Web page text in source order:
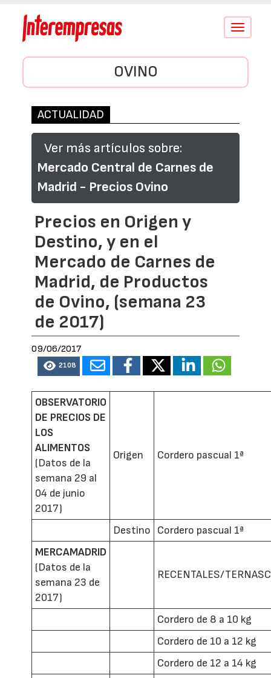
Conmutar
OVINO
ACTUALIDAD
Ver más artículos sobre:
Mercado Central de Carnes de
Madrid - Precios Ovino
Precios en Origen y
Destino, y en el
Mercado de Carnes de
Madrid, de Productos
de Ovino, (semana 23
de 2017)
09/06/2017
2108
OBSERVATORIO
DE PRECIOS DE
LOS
ALIMENTOS
(Datos de la
semana 29 al
04 de junio
2017)
Origen Cordero pascual 1ª
Destino
Cordero pascual 1ª
MERCAMADRID
(Datos de la
semana 23 de
2017)
RECENTALES/
Cordero de 8 a 10 kg
Cordero de 10 a 12 kg
Cordero de 12 a 14 kg